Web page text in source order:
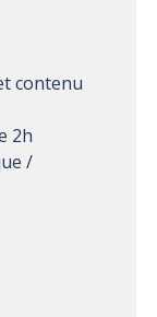
contenu
2h
/